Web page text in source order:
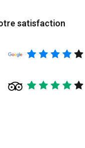
satisfaction